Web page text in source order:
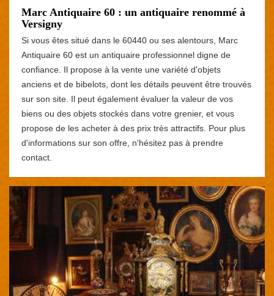
Marc Antiquaire 60 : un antiquaire renommé à
Versigny
Si vous êtes situé dans le 60440 ou ses alentours, Marc
Antiquaire 60 est un antiquaire professionnel digne de
confiance. Il propose à la vente une variété d'objets
anciens et de bibelots, dont les détails peuvent être trouvés
sur son site. Il peut également évaluer la valeur de vos
biens ou des objets stockés dans votre grenier, et vous
propose de les acheter à des prix très attractifs. Pour plus
d'informations sur son offre, n'hésitez pas à prendre
contact.